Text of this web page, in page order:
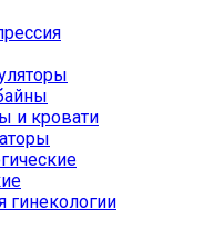
и кровати
гинекологии